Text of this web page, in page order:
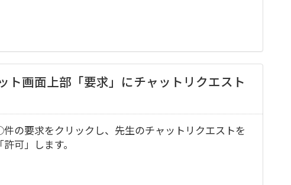
ト画面上部「要求」にチャットリクエスト
の要求をクリックし、先生のチャットリクエストを
「許可」します。